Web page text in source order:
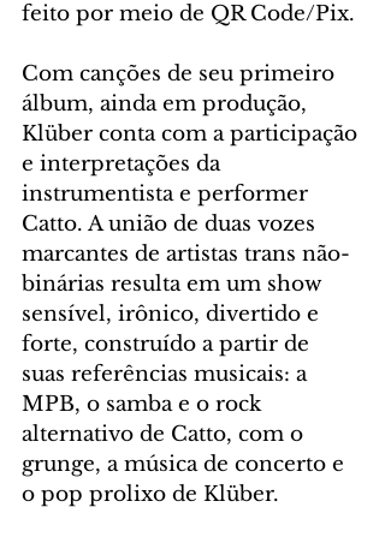
feito por meio de QR Code/Pix.
Com canções de seu primeiro
álbum, ainda em produção,
Klüber conta com a participação
e interpretações da
instrumentista e performer
Catto. A união de duas vozes
marcantes de artistas trans não-
binárias resulta em um show
sensível, irônico, divertido e
forte, construído a partir de
suas referências musicais: a
MPB, o samba e o rock
alternativo de Catto, com o
grunge, a música de concerto e
o pop prolixo de Klüber.